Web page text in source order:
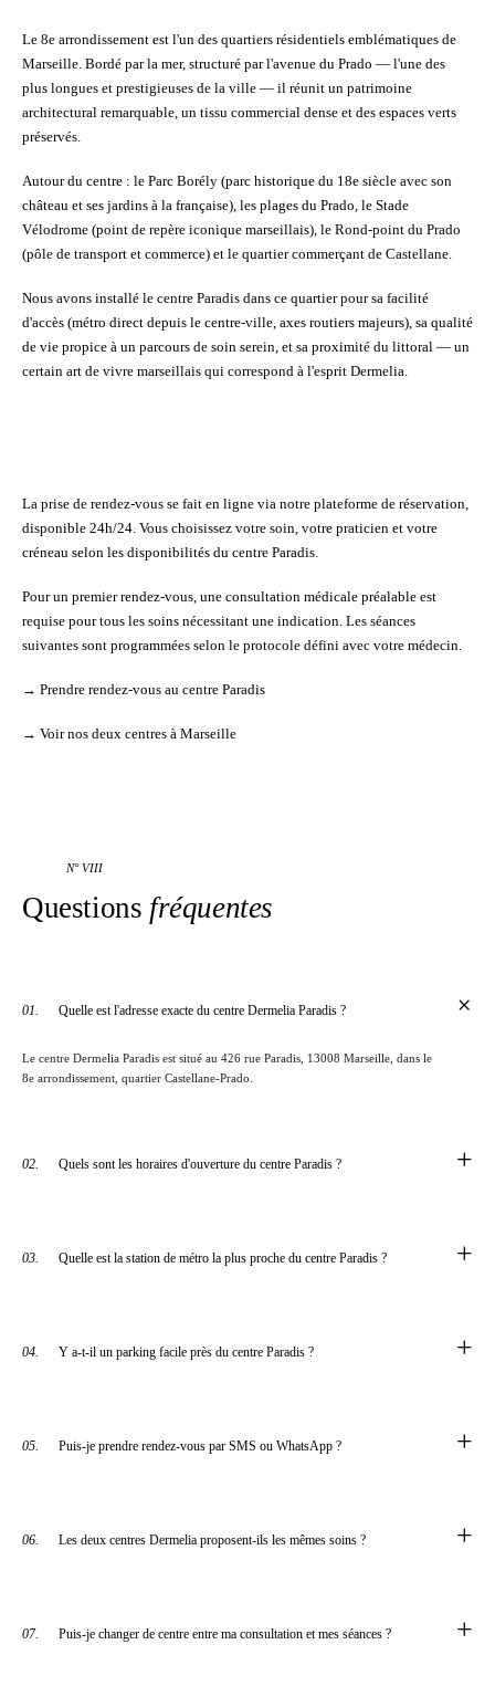
Le 8e arrondissement est l'un des quartiers résidentiels emblématiques de
Marseille. Bordé par la mer, structuré par l'avenue du Prado — l'une des
plus longues et prestigieuses de la ville — il réunit un patrimoine
architectural remarquable, un tissu commercial dense et des espaces verts
préservés.
Autour du centre : le Parc Borély (parc historique du 18e siècle avec son
château et ses jardins à la française), les plages du Prado, le Stade
Vélodrome (point de repère iconique marseillais), le Rond-point du Prado
(pôle de transport et commerce) et le quartier commerçant de Castellane.
Nous avons installé le centre Paradis dans ce quartier pour sa facilité
d'accès (métro direct depuis le centre-ville, axes routiers majeurs), sa qualité
de vie propice à un parcours de soin serein, et sa proximité du littoral — un
certain art de vivre marseillais qui correspond à l'esprit Dermelia.
La prise de rendez-vous se fait en ligne via notre plateforme de réservation,
disponible 24h/24. Vous choisissez votre soin, votre praticien et votre
créneau selon les disponibilités du centre Paradis.
Pour un premier rendez-vous, une consultation médicale préalable est
requise pour tous les soins nécessitant une indication. Les séances
suivantes sont programmées selon le protocole défini avec votre médecin.
→ Prendre rendez-vous au centre Paradis
→ Voir nos deux centres à Marseille
N° VIII
Questions fréquentes
01. Quelle est l'adresse exacte du centre Dermelia Paradis ? +
Le centre Dermelia Paradis est situé au 426 rue Paradis, 13008 Marseille, dans le
8e arrondissement, quartier Castellane-Prado.
02. Quels sont les horaires d'ouverture du centre Paradis ? +
03. Quelle est la station de métro la plus proche du centre Paradis ? +
04. Y a-t-il un parking facile près du centre Paradis ? +
05. Puis-je prendre rendez-vous par SMS ou WhatsApp ? +
06. Les deux centres Dermelia proposent-ils les mêmes soins ? +
07. Puis-je changer de centre entre ma consultation et mes séances ? +